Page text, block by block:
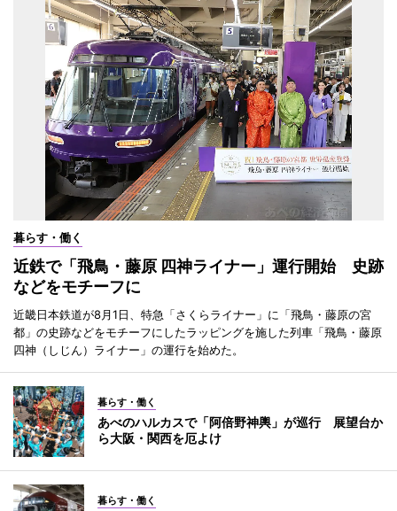
暮らす・働く
近鉄で「飛鳥・藤原 四神ライナー」運行開始 史跡
などをモチーフに
近畿日本鉄道が8月1日、特急「さくらライナー」に「飛鳥・藤原の宮
都」の史跡などをモチーフにしたラッピングを施した列車「飛鳥・藤原
四神（しじん）ライナー」の運行を始めた。
暮らす・働く
あべのハルカスで「阿倍野神輿」が巡行 展望台か
ら大阪・関西を厄よけ
暮らす・働く